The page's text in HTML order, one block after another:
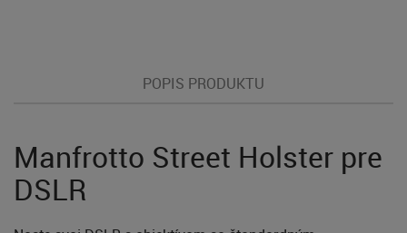
POPIS PRODUKTU
Manfrotto Street Holster pre
DSLR